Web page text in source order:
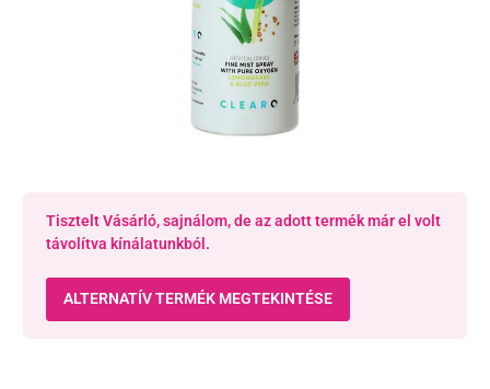
Tisztelt Vásárló, sajnálom, de az adott termék már el volt
távolítva kínálatunkból.
ALTERNATÍV TERMÉK MEGTEKINTÉSE